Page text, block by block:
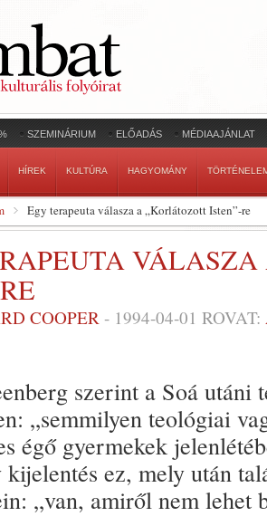
SZEMINÁRIUM ELŐADÁS MÉDIAAJÁNLAT
HÍREK KULTÚRA HAGYOMÁNY
Egy terapeuta válasza a „Korlátozott Isten”-re
COOPER- 1994-04-01 ROVAT:
szerint a Soá utáni
„semmilyen teológiai
égő gyermekek
ez, mely után
„van, amiről nem lehet